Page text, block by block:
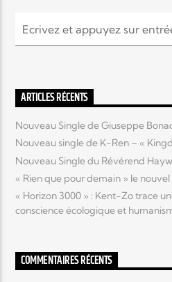
ARTICLES RÉCENTS
Nouveau Single de Giuseppe
Nouveau single de K-Ren – «
Nouveau Single du Révérend
« Rien que pour demain » le
« Horizon 3000 » : Kent-Zo trace
conscience écologique et
COMMENTAIRES RÉCENTS